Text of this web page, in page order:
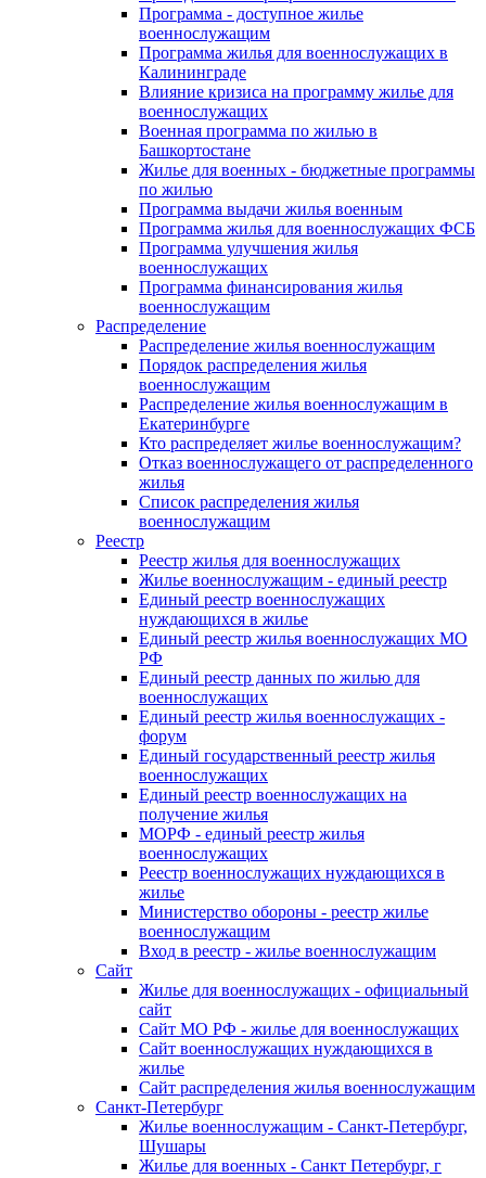
Программа - доступное жилье
военнослужащим
Программа жилья для военнослужащих в
Калининграде
Влияние кризиса на программу жилье для
военнослужащих
Военная программа по жилью в
Башкортостане
Жилье для военных - бюджетные программы
по жилью
Программа выдачи жилья военным
Программа жилья для военнослужащих ФСБ
Программа улучшения жилья
военнослужащих
Программа финансирования жилья
военнослужащим
Распределение
Распределение жилья военнослужащим
Порядок распределения жилья
военнослужащим
Распределение жилья военнослужащим в
Екатеринбурге
Кто распределяет жилье военнослужащим?
Отказ военнослужащего от распределенного
жилья
Список распределения жилья
военнослужащим
Реестр
Реестр жилья для военнослужащих
Жилье военнослужащим - единый реестр
Единый реестр военнослужащих
нуждающихся в жилье
Единый реестр жилья военнослужащих МО
РФ
Единый реестр данных по жилью для
военнослужащих
Единый реестр жилья военнослужащих -
форум
Единый государственный реестр жилья
военнослужащих
Единый реестр военнослужащих на
получение жилья
МОРФ - единый реестр жилья
военнослужащих
Реестр военнослужащих нуждающихся в
жилье
Министерство обороны - реестр жилье
военнослужащим
Вход в реестр - жилье военнослужащим
Сайт
Жилье для военнослужащих - официальный
сайт
Сайт МО РФ - жилье для военнослужащих
Сайт военнослужащих нуждающихся в
жилье
Сайт распределения жилья военнослужащим
Санкт-Петербург
Жилье военнослужащим - Санкт-Петербург,
Шушары
Жилье для военных - Санкт Петербург, г